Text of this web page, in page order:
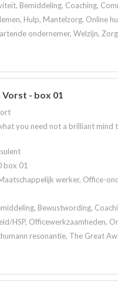
Bemiddeling, Coaching,
Hulp, Mantelzorg, Online
ondernemer, Welzijn, Zorg
- box 01
you need not a brilliant
box 01
werker, Office-
Bewustwording,
HSP, Officewerkzaamheden,
resonantie, The Great